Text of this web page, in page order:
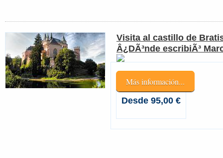
Visita al castillo de
Â¿DÃ³nde escribiÃ³
Más información...
Desde 95,00 €